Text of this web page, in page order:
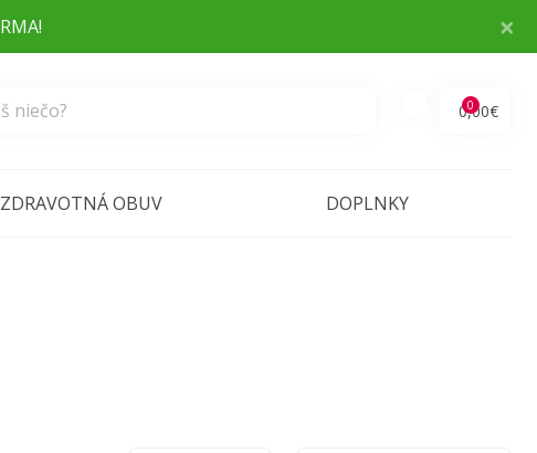
×
0
0,00€
ZDRAVOTNÁ OBUV DOPLNKY